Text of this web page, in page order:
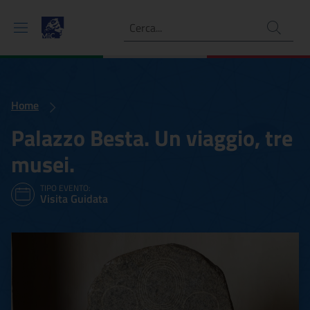
Ricerca
Home
Palazzo Besta. Un viaggio, tre
musei.
TIPO EVENTO:
Visita Guidata
Palazzo Besta. Un